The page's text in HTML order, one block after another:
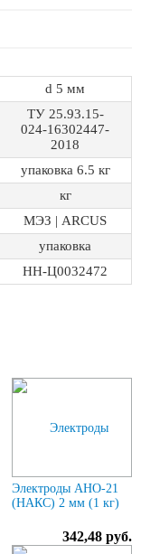
d 5 мм
ТУ 25.93.15-
024-16302447-
2018
упаковка 6.5 кг
кг
МЭЗ | ARCUS
упаковка
НН-Ц0032472
Электроды АНО-21
(НАКС) 2 мм (1 кг)
342,48 руб.